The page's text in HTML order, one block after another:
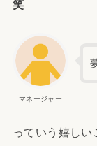
笑
マネージャー
っていう嬉しい